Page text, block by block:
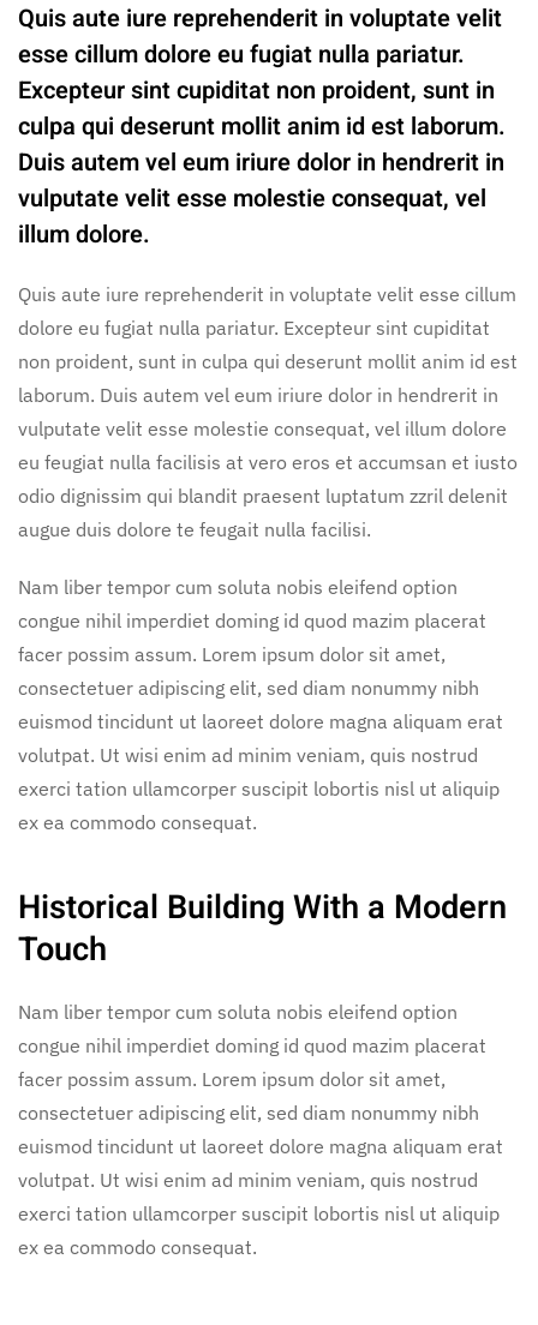
Quis aute iure reprehenderit in voluptate velit
esse cillum dolore eu fugiat nulla pariatur.
Excepteur sint cupiditat non proident, sunt in
culpa qui deserunt mollit anim id est laborum.
Duis autem vel eum iriure dolor in hendrerit in
vulputate velit esse molestie consequat, vel
illum dolore.
Quis aute iure reprehenderit in voluptate velit esse cillum
dolore eu fugiat nulla pariatur. Excepteur sint cupiditat
non proident, sunt in culpa qui deserunt mollit anim id est
laborum. Duis autem vel eum iriure dolor in hendrerit in
vulputate velit esse molestie consequat, vel illum dolore
eu feugiat nulla facilisis at vero eros et accumsan et iusto
odio dignissim qui blandit praesent luptatum zzril delenit
augue duis dolore te feugait nulla facilisi.
Nam liber tempor cum soluta nobis eleifend option
congue nihil imperdiet doming id quod mazim placerat
facer possim assum. Lorem ipsum dolor sit amet,
consectetuer adipiscing elit, sed diam nonummy nibh
euismod tincidunt ut laoreet dolore magna aliquam erat
volutpat. Ut wisi enim ad minim veniam, quis nostrud
exerci tation ullamcorper suscipit lobortis nisl ut aliquip
ex ea commodo consequat.
Historical Building With a Modern
Touch
Nam liber tempor cum soluta nobis eleifend option
congue nihil imperdiet doming id quod mazim placerat
facer possim assum. Lorem ipsum dolor sit amet,
consectetuer adipiscing elit, sed diam nonummy nibh
euismod tincidunt ut laoreet dolore magna aliquam erat
volutpat. Ut wisi enim ad minim veniam, quis nostrud
exerci tation ullamcorper suscipit lobortis nisl ut aliquip
ex ea commodo consequat.